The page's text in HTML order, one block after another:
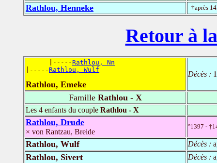
Rathlou, Henneke - †après
Retour à
      |-----
Rathlou, Nn
|-----Rathlou, Wulf
Rathlou, Emeke
Décès :
Famille Rathlou - X
Les 4 enfants du couple Rathlou - X
Rathlou, Drude
× von Rantzau, Breide
°1397 -
Rathlou, Wulf Décès :
Rathlou, Sivert Décès :